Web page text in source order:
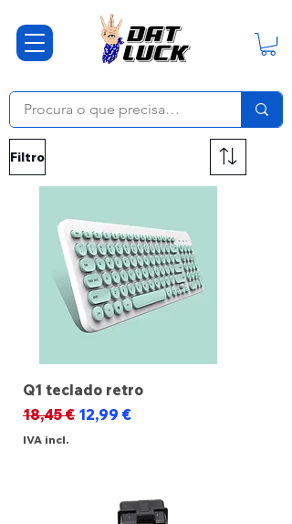
Filtro
Q1 teclado retro
Preço normal
18,45 € Preço promocional
12,99 €
IVA incl.